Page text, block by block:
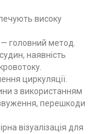
високу
— головний метод.
наявність
циркуляції.
з використанням
перешкоди
візуалізація для